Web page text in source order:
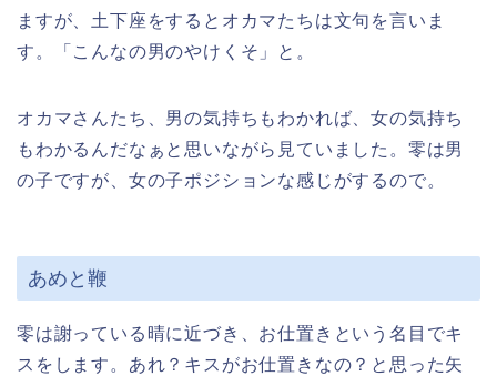
ますが、土下座をするとオカマたちは文句を言いま
す。「こんなの男のやけくそ」と。
オカマさんたち、男の気持ちもわかれば、女の気持ち
もわかるんだなぁと思いながら見ていました。零は男
の子ですが、女の子ポジションな感じがするので。
あめと鞭
零は謝っている晴に近づき、お仕置きという名目でキ
スをします。あれ？キスがお仕置きなの？と思った矢